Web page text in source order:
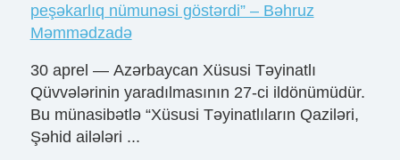
peşəkarlıq nümunəsi göstərdi” – Bəhruz
Məmmədzadə
30 aprel — Azərbaycan Xüsusi Təyinatlı
Qüvvələrinin yaradılmasının 27-ci ildönümüdür.
Bu münasibətlə “Xüsusi Təyinatlıların Qaziləri,
Şəhid ailələri ...